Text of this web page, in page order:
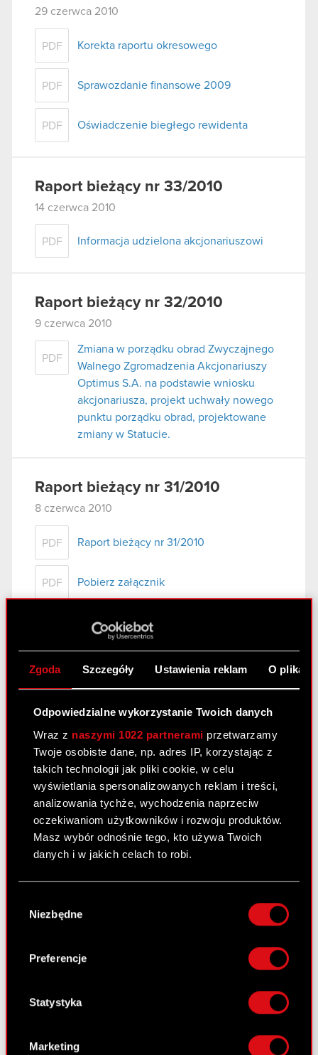
Zgoda Szczegóły Ustawienia reklam O
Odpowiedzialne wykorzystanie Twoich danych
Wraz z naszymi 1022 partnerami przetwarzamy
Twoje osobiste dane, np. adres IP, korzystając z
takich technologii jak pliki cookie, w celu
wyświetlania spersonalizowanych reklam i treści,
analizowania tychże, wychodzenia naprzeciw
oczekiwaniom użytkowników i rozwoju produktów.
Masz wybór odnośnie tego, kto używa Twoich
danych i w jakich celach to robi.
Gromadzić dane dotyczące Twojej
lokalizacji geograficznej z dokładnością nawet
Identyfikować Twoje urządzenie, aktywnie
analizując charakteryzującego je zbiory
palca)
osobiste dane są przetwarzane oraz ustaw własne
zgody
Niezbędne
Preferencje
Statystyka
Marketing
29 czerwca 2010
PDF Korekta raportu okresowego
PDF Sprawozdanie finansowe 2009
PDF Oświadczenie biegłego rewidenta
Raport bieżący nr 33/2010
14 czerwca 2010
PDF Informacja udzielona akcjonariuszowi
Raport bieżący nr 32/2010
9 czerwca 2010
PDF
Zmiana w porządku obrad Zwyczajnego
Walnego Zgromadzenia Akcjonariuszy
Optimus S.A. na podstawie wniosku
akcjonariusza, projekt uchwały nowego
punktu porządku obrad, projektowane
zmiany w Statucie.
Raport bieżący nr 31/2010
8 czerwca 2010
PDF Raport bieżący nr 31/2010
PDF Pobierz załącznik
Raport bieżący nr 30/2010
4 czerwca 2010
Raport bieżący nr 29/2010
3 czerwca 2010
PDF
Projekty uchwał Zwyczajnego Walnego
Zgromadzenia Akcjonariuszy
PDF Pobierz załącznik
Raport bieżący nr 28/2010
Ogłoszenie o zwołaniu Zwyczajnego